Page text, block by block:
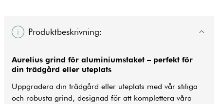
Produktbeskrivning:
Aurelius grind för aluminiumstaket – perfekt för
din trädgård eller uteplats
Uppgradera din trädgård eller uteplats med vår stiliga
och robusta grind, designad för att komplettera våra